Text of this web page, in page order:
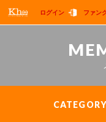
ログイン ファン
MEMBER NEWS
GOODSCATEGORY